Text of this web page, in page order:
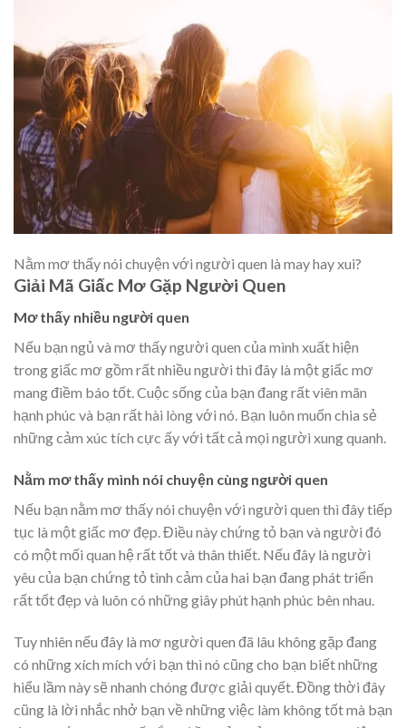
Nằm mơ thấy nói chuyện với người quen là may hay xui?
Giải Mã Giấc Mơ Gặp Người Quen
Mơ thấy nhiều người quen
Nếu bạn ngủ và mơ thấy người quen của mình xuất hiện
trong giấc mơ gồm rất nhiều người thì đây là một giấc mơ
mang điềm báo tốt. Cuộc sống của bạn đang rất viên mãn
hạnh phúc và bạn rất hài lòng với nó. Bạn luôn muốn chia sẻ
những cảm xúc tích cực ấy với tất cả mọi người xung quanh.
Nằm mơ thấy mình nói chuyện cùng người quen
Nếu bạn nằm mơ thấy nói chuyện với người quen thì đây tiếp
tục là một giấc mơ đẹp. Điều này chứng tỏ bạn và người đó
có một mối quan hệ rất tốt và thân thiết. Nếu đây là người
yêu của bạn chứng tỏ tình cảm của hai bạn đang phát triển
rất tốt đẹp và luôn có những giây phút hạnh phúc bên nhau.
Tuy nhiên nếu đây là mơ người quen đã lâu không gặp đang
có những xích mích với bạn thì nó cũng cho bạn biết những
hiểu lầm này sẽ nhanh chóng được giải quyết. Đồng thời đây
cũng là lời nhắc nhở bạn về những việc làm không tốt mà bạn